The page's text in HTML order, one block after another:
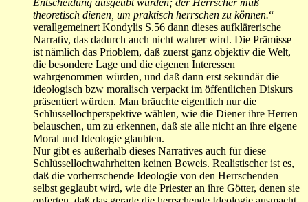
Entscheidung ausgeübt wurden; der Herrscher muß
theoretisch dienen, um praktisch herrschen zu können.“
verallgemeinert Kondylis S.56 dann dieses aufklärerische
Narrativ, das dadurch auch nicht wahrer wird. Die Prämisse
ist nämlich das Prioblem, daß zuerst ganz objektiv die Welt,
die besondere Lage und die eigenen Interessen
wahrgenommen würden, und daß dann erst sekundär die
ideologisch bzw moralisch verpackt im öffentlichen Diskurs
präsentiert würden. Man bräuchte eigentlich nur die
Schlüssellochperspektive wählen, wie die Diener ihre Herren
belauschen, um zu erkennen, daß sie alle nicht an ihre eigene
Moral und Ideologie glaubten.
Nur gibt es außerhalb dieses Narratives auch für diese
Schlüssellochwahrheiten keinen Beweis. Realistischer ist es,
daß die vorherrschende Ideologie von den Herrschenden
selbst geglaubt wird, wie die Priester an ihre Götter, denen sie